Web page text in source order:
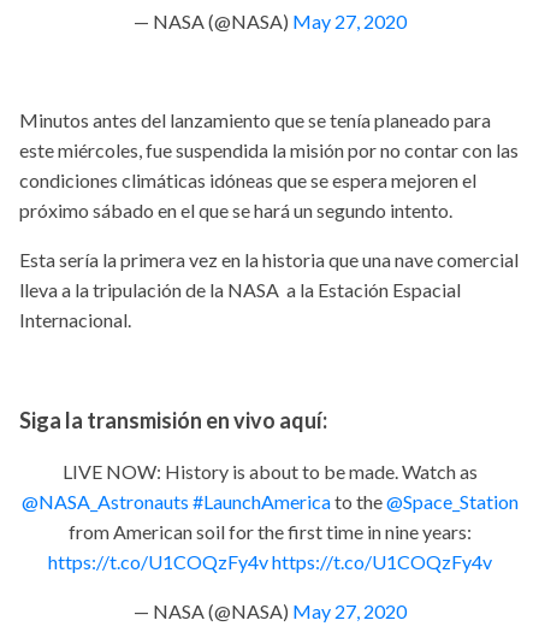
— NASA (@NASA) May 27, 2020
Minutos antes del lanzamiento que se tenía planeado para
este miércoles, fue suspendida la misión por no contar con las
condiciones climáticas idóneas que se espera mejoren el
próximo sábado en el que se hará un segundo intento.
Esta sería la primera vez en la historia que una nave comercial
lleva a la tripulación de la NASA a la Estación Espacial
Internacional.
Siga la transmisión en vivo aquí:
LIVE NOW: History is about to be made. Watch as
@NASA_Astronauts #LaunchAmericato the@Space_Station
from American soil for the first time in nine years:
https://t.co/U1COQzFy4vhttps://t.co/U1COQzFy4v
— NASA (@NASA) May 27, 2020